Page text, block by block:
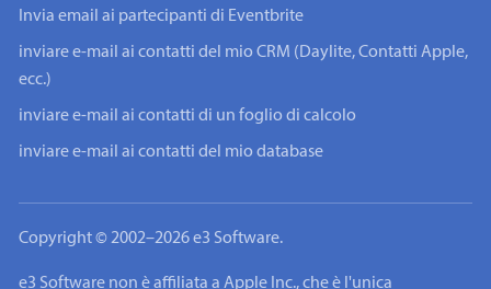
Invia email ai partecipanti di Eventbrite
inviare e-mail ai contatti del mio CRM (Daylite, Contatti Apple,
ecc.)
inviare e-mail ai contatti di un foglio di calcolo
inviare e-mail ai contatti del mio database
Copyright © 2002–2026 e3 Software.
e3 Software non è affiliata a Apple Inc., che è l'unica